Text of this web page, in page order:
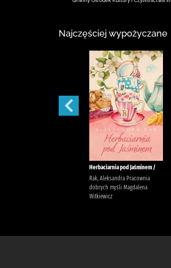
Najczęściej wypożyczane
Herbaciarnia pod Jaśminem /
Rak, Aleksandra Pracownia
dobrych myśli Magdalena
Witkiewicz